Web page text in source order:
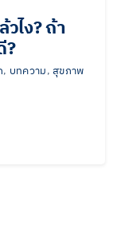
ไง? ถ้า
?
, บทความ, สุขภาพ